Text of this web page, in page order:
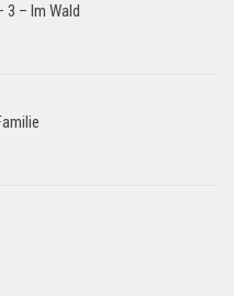
3 – Im Wald